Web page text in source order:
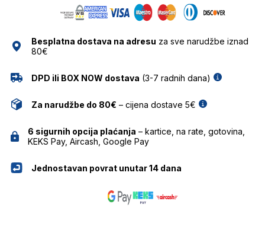
Besplatna dostava na adresu za sve narudžbe iznad
80€
DPD ili BOX NOW dostava (3-7 radnih dana)
Za narudžbe do 80€ – cijena dostave 5€
6 sigurnih opcija plaćanja – kartice, na rate, gotovina,
KEKS Pay, Aircash, Google Pay
Jednostavan povrat unutar 14 dana